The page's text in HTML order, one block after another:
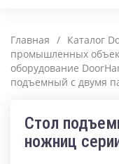
Главная / Каталог
промышленных
оборудование
подъемный с двумя
Стол
ножниц